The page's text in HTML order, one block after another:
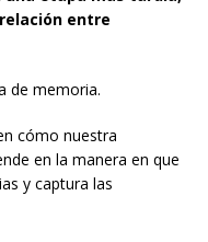
entre
de memoria.
cómo nuestra
en la manera en que
y captura las